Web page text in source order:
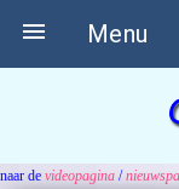
Menu

naar de videopagina /